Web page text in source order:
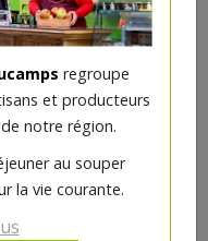
regroupe
et producteurs
notre région.
au souper
la vie courante.
beurre
20.15€/pc
moment.